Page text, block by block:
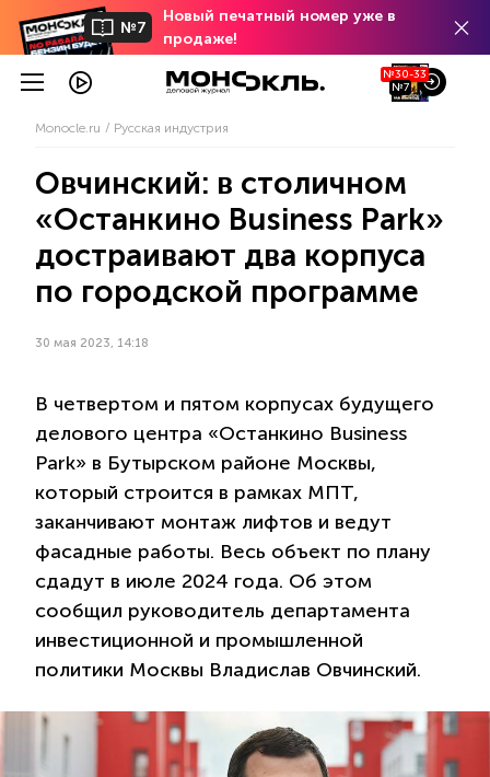
№7
Новый печатный номер уже в
продаже!
№30-33
№7
Monocle.ru Русская индустрия
Овчинский: в столичном
«Останкино Business Park»
достраивают два корпуса
по городской программе
30 мая 2023, 14:18
В четвертом и пятом корпусах будущего
делового центра «Останкино Business
Park» в Бутырском районе Москвы,
который строится в рамках МПТ,
заканчивают монтаж лифтов и ведут
фасадные работы. Весь объект по плану
сдадут в июле 2024 года. Об этом
сообщил руководитель департамента
инвестиционной и промышленной
политики Москвы Владислав Овчинский.